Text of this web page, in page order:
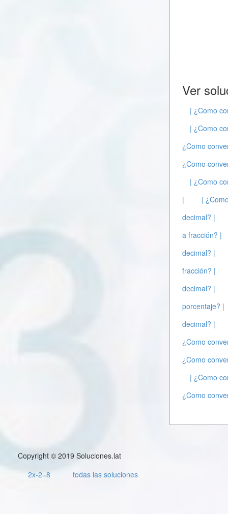
Ver
| ¿Como
| ¿Como
¿Como
¿Como
| ¿Como
|
|
decimal? |
a fracción? |
decimal? |
fracción? |
decimal? |
porcentaje? |
decimal? |
¿Como
¿Como
| ¿Como
¿Como
Copyright © 2019 Soluciones.lat
2x-2=8
todas las soluciones